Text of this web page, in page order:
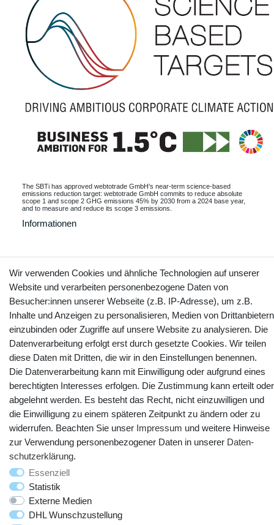
The SBTi has approved webtotrade GmbH’s near-term science-based
emissions reduction target: webtotrade GmbH commits to reduce absolute
scope 1 and scope 2 GHG emissions 45% by 2030 from a 2024 base year,
and to measure and reduce its scope 3 emissions.
Informationen
Vertrag widerrufen Kontakt
YouTube Facebook Instagram
© Copyright 2025 webtotrade GmbH. Alle Rechte vorbehalten.
Wir verwenden Cookies und ähnliche Technologien auf unserer
Website und verarbeiten personenbezogene Daten von
Besucher:innen unserer Webseite (z.B. IP-Adresse), um z.B.
Inhalte und Anzeigen zu personalisieren, Medien von Drittanbietern
einzubinden oder Zugriffe auf unsere Website zu analysieren. Die
Datenverarbeitung erfolgt erst durch gesetzte Cookies. Wir teilen
diese Daten mit Dritten, die wir in den Einstellungen benennen.
Die Datenverarbeitung kann mit Einwilligung oder aufgrund eines
berechtigten Interesses erfolgen. Die Zustimmung kann erteilt oder
abgelehnt werden. Es besteht das Recht, nicht einzuwilligen und
die Einwilligung zu einem späteren Zeitpunkt zu ändern oder zu
widerrufen. Beachten Sie unser Impressum und weitere Hinweise
zur Verwendung personenbezogener Daten in unserer Daten­
schutz­erklärung.
Essenziell
Statistik
Externe Medien
DHL Wunschzustellung